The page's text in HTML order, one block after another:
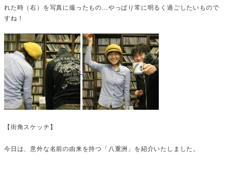
れた時（右）を写真に撮ったもの…やっぱり常に明るく過ごしたいもので
すね！
【街角スケッチ】
今日は、意外な名前の由来を持つ「八重洲」を紹介いたしました。